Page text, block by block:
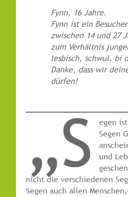
Fynn, 16 Jahre.
Fynn ist ein
zwischen 14 und 27
zum Verhältnis
lesbisch, schwul, bi
Danke, dass wir
dürfen!
„S
egen
Segen
und
nicht die verschiedenen
Segen auch allen